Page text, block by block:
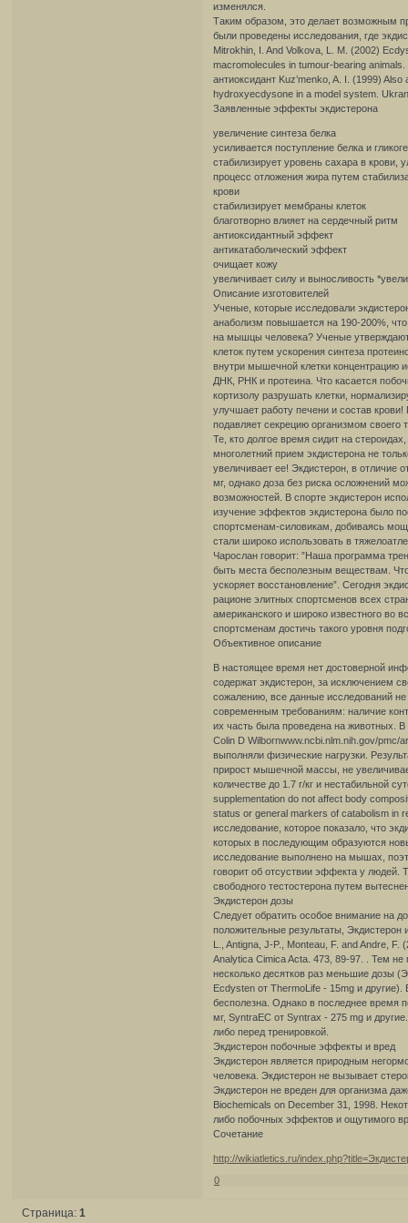
изменялся.
Таким образом, это делает возможным
были проведены исследования, где
Mitrokhin, I. And Volkova, L. M. (2002)
macromolecules in tumour-bearing
антиоксидант Kuz’menko, A. I. (1999)
hydroxyecdysone in a model system.
Заявленные эффекты экдистерона
увеличение синтеза белка
усиливается поступление белка и
стабилизирует уровень сахара в крови,
процесс отложения жира путем
крови
стабилизирует мембраны клеток
благотворно влияет на сердечный ритм
антиоксидантный эффект
антикатаболический эффект
очищает кожу
увеличивает силу и выносливость
Описание изготовителей
Ученые, которые исследовали
анаболизм повышается на 190-200%,
на мышцы человека? Ученые
клеток путем ускорения синтеза
внутри мышечной клетки концентрацию
ДНК, РНК и протеина. Что касается
кортизолу разрушать клетки,
улучшает работу печени и состав
подавляет секрецию организмом своего
Те, кто долгое время сидит на
многолетний прием экдистерона не
увеличивает ее! Экдистерон, в отличие
мг, однако доза без риска осложнений
возможностей. В спорте экдистерон
изучение эффектов экдистерона было
спортсменам-силовикам, добиваясь
стали широко использовать в
Чарослан говорит: ”Наша программа
быть места бесполезным веществам.
ускоряет восстановление”. Сегодня
рационе элитных спортсменов всех
американского и широко известного во
спортсменам достичь такого уровня
Объективное описание
В настоящее время нет достоверной
содержат экдистерон, за исключением
сожалению, все данные исследований
современным требованиям: наличие
их часть была проведена на животных.
Colin D Wilbornwww.ncbi.nlm.nih.gov/pmc/
выполняли физические нагрузки.
прирост мышечной массы, не
количестве до 1.7 г/кг и нестабильной
supplementation do not affect body
status or general markers of catabolism in
исследование, которое показало, что
которых в последующим образуются
исследование выполнено на мышах,
говорит об отсуствии эффекта у людей.
свободного тестостерона путем
Экдистерон дозы
Следует обратить особое внимание на
положительные результаты, Экдистерон
L., Antigna, J-P., Monteau, F. and Andre,
Analytica Cimica Acta. 473, 89-97. . Тем
несколько десятков раз меньшие дозы
Ecdysten от ThermoLife - 15mg и
бесполезна. Однако в последнее время
мг, SyntraEC от Syntrax - 275 mg и
либо перед тренировкой.
Экдистерон побочные эффекты и вред
Экдистерон является природным
человека. Экдистерон не вызывает
Экдистерон не вреден для организма
Biochemicals on December 31, 1998.
либо побочных эффектов и ощутимого
Сочетание
http://wikiatletics.ru/
0
Страница:1